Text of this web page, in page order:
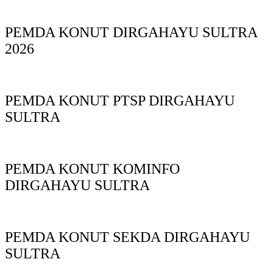
PEMDA KONUT DIRGAHAYU SULTRA
2026
PEMDA KONUT PTSP DIRGAHAYU
SULTRA
PEMDA KONUT KOMINFO
DIRGAHAYU SULTRA
PEMDA KONUT SEKDA DIRGAHAYU
SULTRA